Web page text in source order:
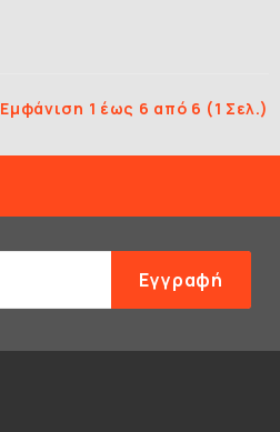
Εμφάνιση 1 έως 6 από 6 (1 Σελ.)
Εγγραφή